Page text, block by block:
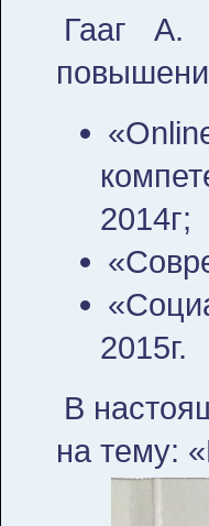
Гааг А.
2014г;
2015г.
В
на тему: